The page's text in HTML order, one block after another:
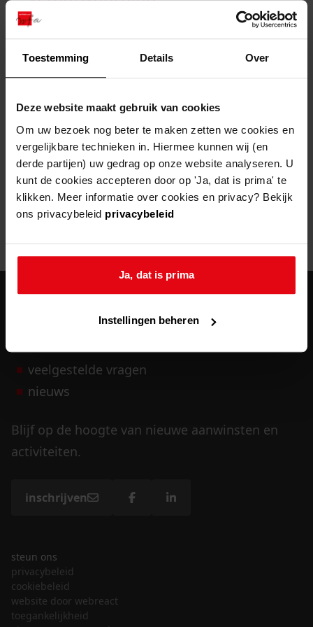
Toestemming Details Over
Deze website maakt gebruik van cookies
Om uw bezoek nog beter te maken zetten we cookies en
vergelijkbare technieken in. Hiermee kunnen wij (en
derde partijen) uw gedrag op onze website analyseren. U
kunt de cookies accepteren door op 'Ja, dat is prima' te
klikken. Meer informatie over cookies en privacy? Bekijk
ons privacybeleid privacybeleid
Ja, dat is prima
Instellingen beheren
bouwvergunningen
omgevingsvergunningen
vergunningen
uitleg nodig?
Wij helpen u op weg met een aantal zoektips.
bekijk alle zoektips
Wij helpen u op weg met een aantal zoektips.
bekijk alle zoektips
bekijk ons geschiedenislokaal
advisering en toezicht
beleidsplan
gemeenschappelijke regeling
publiek jaarverslag
steun het archief
U kunt ook Vriend worden en het Westfries
Archief steunen.
meer weten
zoektips
Door een fout tijdens het verwerken van deze pagina is het niet
404- Not Found
Mogelijk kunt u deze pagina niet bezoeken door:
een verouderde bladwijzer/favoriet
veelgestelde vragen
nieuws
Blijf op de hoogte van nieuwe aanwinsten en
activiteiten.
inschrijven
steun ons
privacybeleid
cookiebeleid
website door webreact
toegankelijkheid